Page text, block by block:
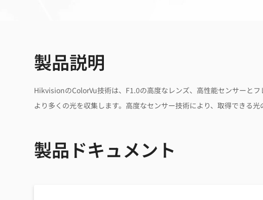
製品説明
HikvisionのColorVu技術は、F1.0の高度なレンズ、高性能センサーと
より多くの光を収集します。高度なセンサー技術により、取得できる光
製品ドキュメント